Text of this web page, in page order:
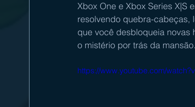
Xbox One e Xbox Series X|S
resolvendo quebra-cabeças,
que você desbloqueia
o mistério por trás da mansão.
https://www.youtube.com/